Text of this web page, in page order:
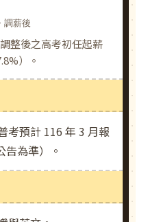
調薪後
整後之高考初任起薪
）。
考預計 116 年 3 月報
告為準）。